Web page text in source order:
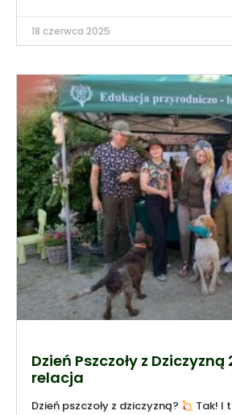
18 czerwca 2025
Dzień Pszczoły z Dziczyzną
relacja
Dzień pszczoły z dziczyzną? Tak! I